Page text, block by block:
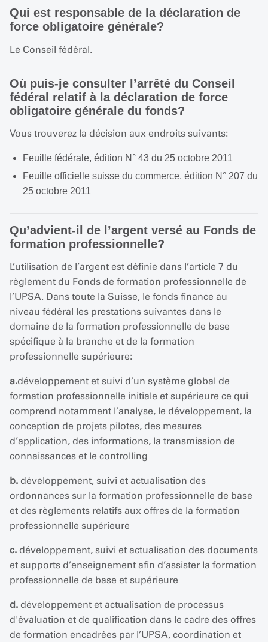
Qui est responsable de la déclaration de
force obligatoire générale?
Le Conseil fédéral.
Où puis-je consulter l’arrêté du Conseil
fédéral relatif à la déclaration de force
obligatoire générale du fonds?
Vous trouverez la décision aux endroits suivants:
Feuille fédérale, édition N° 43 du 25 octobre 2011
Feuille officielle suisse du commerce, édition N° 207 du
25 octobre 2011
Qu’advient-il de l’argent versé au Fonds de
formation professionnelle?
L’utilisation de l’argent est définie dans l’article 7 du
règlement du Fonds de formation professionnelle de
l’UPSA. Dans toute la Suisse, le fonds finance au
niveau fédéral les prestations suivantes dans le
domaine de la formation professionnelle de base
spécifique à la branche et de la formation
professionnelle supérieure:
a.développement et suivi d’un système global de
formation professionnelle initiale et supérieure ce qui
comprend notamment l’analyse, le développement, la
conception de projets pilotes, des mesures
d’application, des informations, la transmission de
connaissances et le controlling
b. développement, suivi et actualisation des
ordonnances sur la formation professionnelle de base
et des règlements relatifs aux offres de la formation
professionnelle supérieure
c. développement, suivi et actualisation des documents
et supports d’enseignement afin d’assister la formation
professionnelle de base et supérieure
d. développement et actualisation de processus
d'évaluation et de qualification dans le cadre des offres
de formation encadrées par l’UPSA, coordination et